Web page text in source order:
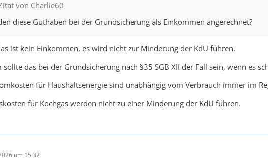
von Charlie60
diese Guthaben bei der Grundsicherung als Einkommen angerechnet?
ist kein Einkommen, es wird nicht zur Minderung der KdU führen.
sollte das bei der Grundsicherung nach §35 SGB XII der Fall sein, wenn es
für Haushaltsenergie sind unabhängig vom Verbrauch immer im
für Kochgas werden nicht zu einer Minderung der KdU führen.
um 15:32